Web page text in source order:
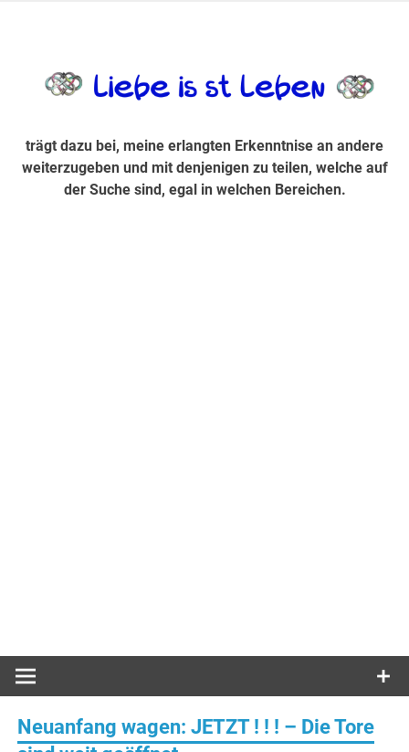
Suche sind, egal in welchen Bereichen.
trägt dazu bei, meine erlangten Erkenntnise an andere
weiterzugeben und mit denjenigen zu teilen, welche auf
der Suche sind, egal in welchen Bereichen.
Neuanfang wagen: JETZT ! ! ! – Die Tore